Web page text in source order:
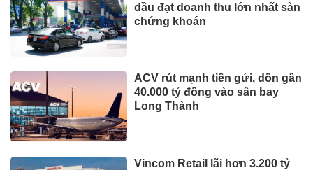
dầu đạt doanh thu lớn nhất sàn
chứng khoán
ACV rút mạnh tiền gửi, dồn gần
40.000 tỷ đồng vào sân bay
Long Thành
Vincom Retail lãi hơn 3.200 tỷ